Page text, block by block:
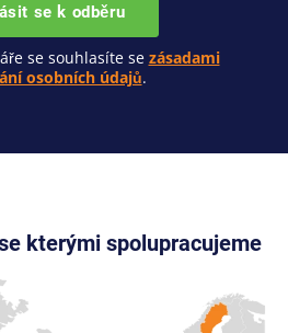
se k odběru
se souhlasíte se zásadami
osobních údajů.
kterými spolupracujeme